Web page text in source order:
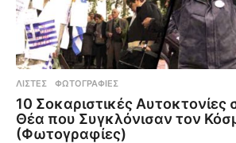
ΛΊΣΤΕΣ ,ΦΩΤΟΓΡΑΦΊΕΣ
10 Σοκαριστικές Αυτοκτονίες
Θέα που Συγκλόνισαν τον
(Φωτογραφίες)